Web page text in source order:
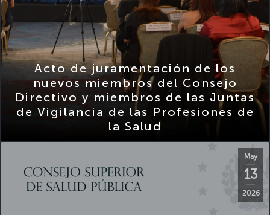
Acto de juramentación de los
nuevos miembros del Consejo
Directivo y miembros de las Juntas
de Vigilancia de las Profesiones de
la Salud
13
2026